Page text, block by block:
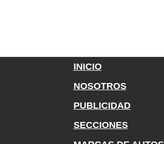
INICIO
NOSOTROS
PUBLICIDAD
SECCIONES